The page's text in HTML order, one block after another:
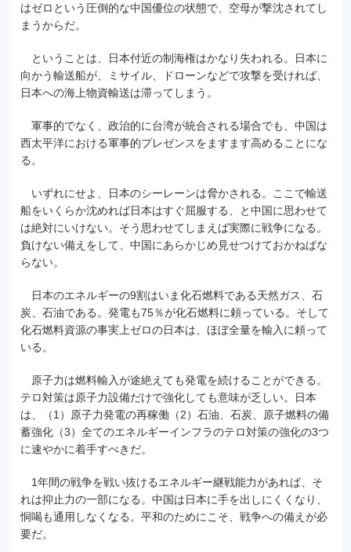
はゼロという圧倒的な中国優位の状態で、空母が撃沈されてし
まうからだ。
ということは、日本付近の制海権はかなり失われる。日本に
向かう輸送船が、ミサイル、ドローンなどで攻撃を受ければ、
日本への海上物資輸送は滞ってしまう。
軍事的でなく、政治的に台湾が統合される場合でも、中国は
西太平洋における軍事的プレゼンスをますます高めることにな
る。
いずれにせよ、日本のシーレーンは脅かされる。ここで輸送
船をいくらか沈めれば日本はすぐ屈服する、と中国に思わせて
は絶対にいけない。そう思わせてしまえば実際に戦争になる。
負けない備えをして、中国にあらかじめ見せつけておかねばな
らない。
日本のエネルギーの9割はいま化石燃料である天然ガス、石
炭、石油である。発電も75％が化石燃料に頼っている。そして
化石燃料資源の事実上ゼロの日本は、ほぼ全量を輸入に頼って
いる。
原子力は燃料輸入が途絶えても発電を続けることができる。
テロ対策は原子力設備だけで強化しても意味が乏しい。日本
は、（1）原子力発電の再稼働（2）石油、石炭、原子燃料の備
蓄強化（3）全てのエネルギーインフラのテロ対策の強化の3つ
に速やかに着手すべきだ。
1年間の戦争を戦い抜けるエネルギー継戦能力があれば、そ
れは抑止力の一部になる。中国は日本に手を出しにくくなり、
恫喝も通用しなくなる。平和のためにこそ、戦争への備えが必
要だ。